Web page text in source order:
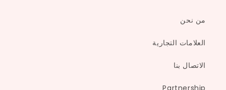
من نحن
العلامات التجارية
الاتصال بنا
Partnership